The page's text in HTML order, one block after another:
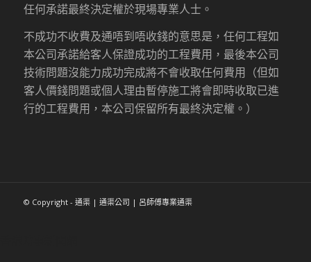
任何承諾最終決定權於現場專業人士。
不成功不收費及通唔到唔收錢的意思是，任何工程如
本公司承諾給客人保證成功的工程費用，最後本公司
技術問題沒能力成功完成將不會收取任何費用（但如
客人價錢問題或個人理由暫停施工將會即時收取已進
行的工程費用，本公司保留所有最終決定權。）
© Copyright - 通渠 | 通渠公司 | 呂師傅專業通渠